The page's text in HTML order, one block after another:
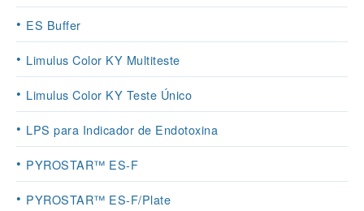
ES Buffer
Limulus Color KY Multiteste
Limulus Color KY Teste Único
LPS para Indicador de Endotoxina
PYROSTAR™ ES-F
PYROSTAR™ ES-F/Plate